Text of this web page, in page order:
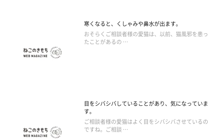
寒くなると、くしゃみや鼻水が出ます。
おそらくご相談者様の愛猫は、以前、猫風邪を患っ
たことがあるの …
目をシバシバしていることがあり、気になっていま
す。
ご相談者様の愛猫はよく目をシバシバさせているの
ですね。ご相談 …